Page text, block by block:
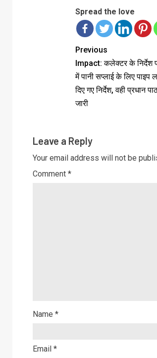
Spread the love
Previous
Impact: कलेक्टर के
में पानी सप्लाई के लिए
दिए गए निर्देश, वही प्रधान
जारी
Leave a Reply
Your email address will not be
Comment *
Name *
Email *